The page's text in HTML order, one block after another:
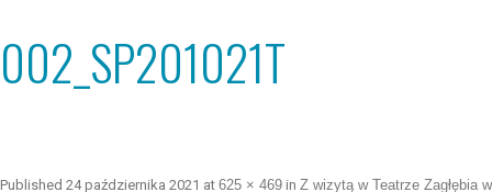
002_SP201021T
Published 24 października 2021 at 625 × 469 in Z wizytą w Teatrze Zagłębia w